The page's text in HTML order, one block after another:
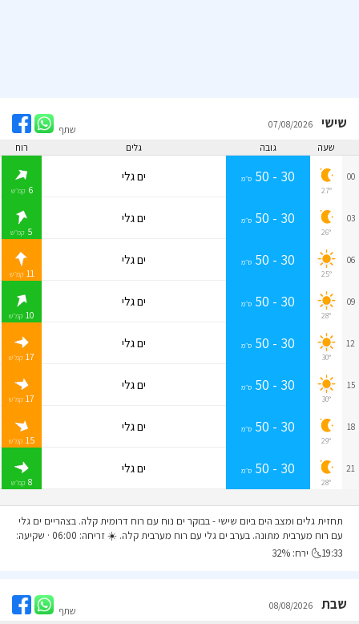
שישי
שתף
שעה
גובה גלים רוח
00
27°
30 - 50 ס״מ ים גלי
6 קמ״ש
03
26°
30 - 50 ס״מ ים גלי
5 קמ״ש
06
25°
30 - 50 ס״מ ים גלי
11 קמ״ש
09
28°
30 - 50 ס״מ ים גלי
10 קמ״ש
12
30°
30 - 50 ס״מ ים גלי
17 קמ״ש
15
30°
30 - 50 ס״מ ים גלי
17 קמ״ש
18
29°
30 - 50 ס״מ ים גלי
15 קמ״ש
21
28°
30 - 50 ס״מ ים גלי
8 קמ״ש
תחזית גלים ומצב הים ביום שישי- בבוקר ים נוח עם רוח דרומית קלה. בצהריים ים גלי
עם רוח מערבית מתונה. בערב ים גלי עם רוח מערבית קלה. ☀️ זריחה: 06:00 · שקיעה:
19:33🌜 ירח: 32%
שבת
שתף